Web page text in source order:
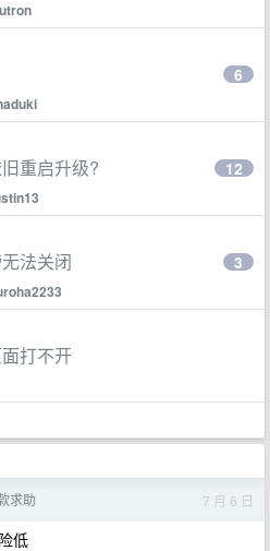
6
重启升级? 12
法关闭 3
打不开
求助 7 月 6 日
低